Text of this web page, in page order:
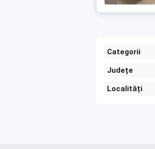
Categorii
Județe
Localități